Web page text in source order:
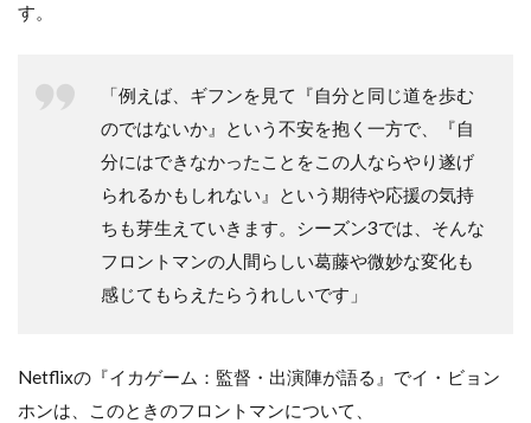
す。
「例えば、ギフンを見て『自分と同じ道を歩む
のではないか』という不安を抱く一方で、『自
分にはできなかったことをこの人ならやり遂げ
られるかもしれない』という期待や応援の気持
ちも芽生えていきます。シーズン3では、そんな
フロントマンの人間らしい葛藤や微妙な変化も
感じてもらえたらうれしいです」
Netflixの『イカゲーム：監督・出演陣が語る』でイ・ビョン
ホンは、このときのフロントマンについて、